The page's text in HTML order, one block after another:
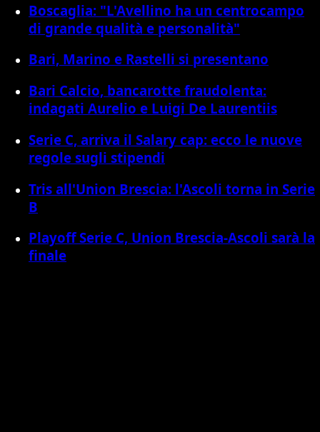
Boscaglia: "L'Avellino ha un centrocampo
di grande qualità e personalità"
Bari, Marino e Rastelli si presentano
Bari Calcio, bancarotte fraudolenta:
indagati Aurelio e Luigi De Laurentiis
Serie C, arriva il Salary cap: ecco le nuove
regole sugli stipendi
Tris all'Union Brescia: l'Ascoli torna in Serie
B
Playoff Serie C, Union Brescia-Ascoli sarà la
finale